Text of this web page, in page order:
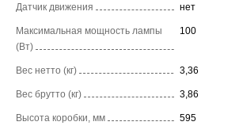
Датчик движения нет
Максимальная мощность лампы
(Вт)
100
Вес нетто (кг) 3,36
Вес брутто (кг) 3,86
Высота коробки, мм 595